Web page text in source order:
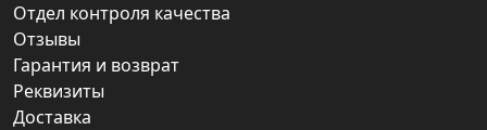
Отдел контроля качества
Отзывы
Гарантия и возврат
Реквизиты
Доставка